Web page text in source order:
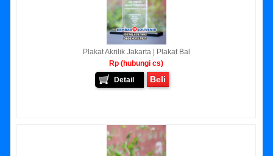
Plakat Akrilik Jakarta | Plakat Bal
Rp (hubungi cs)
Detail
Beli